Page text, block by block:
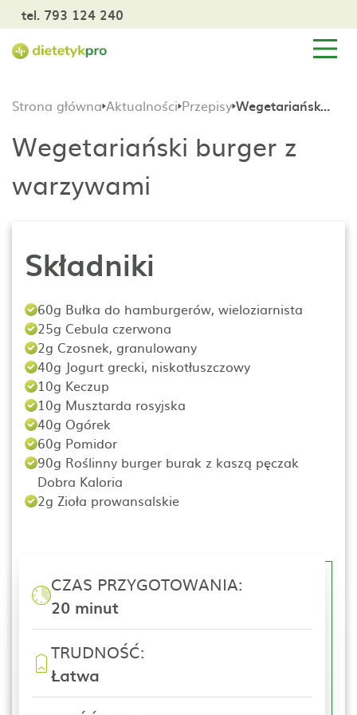
tel. 793 124 240
Strona główna Aktualności Przepisy Wegetariański burger z warzywami
Wegetariański burger z
warzywami
Składniki
60g Bułka do hamburgerów, wieloziarnista
25g Cebula czerwona
2g Czosnek, granulowany
40g Jogurt grecki, niskotłuszczowy
10g Keczup
10g Musztarda rosyjska
40g Ogórek
60g Pomidor
90g Roślinny burger burak z kaszą pęczak
Dobra Kaloria
2g Zioła prowansalskie
CZAS PRZYGOTOWANIA:
20 minut
TRUDNOŚĆ:
Łatwa